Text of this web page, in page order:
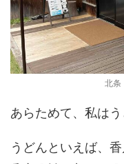
北条
あらためて、私はう
うどんといえば、